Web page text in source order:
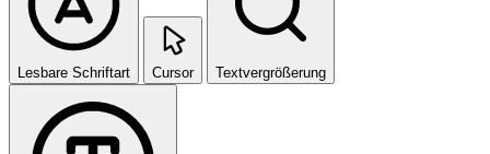
Lesbare Schriftart Cursor Textvergrößerung